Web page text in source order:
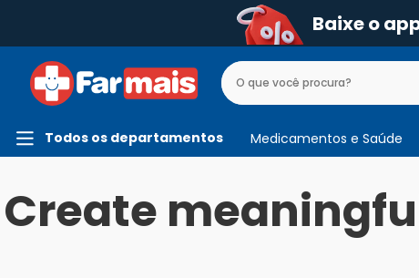
Baixe o
Todos os departamentos Medicamentos e Saúde
Create